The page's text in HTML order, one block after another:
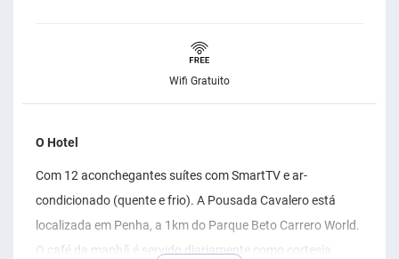
Wifi Gratuito
O Hotel
Com 12 aconchegantes suítes com SmartTV e ar-
condicionado (quente e frio). A Pousada Cavalero está
localizada em Penha, a 1km do Parque Beto Carrero World.
O café da manhã é servido diariamente como cortesia.